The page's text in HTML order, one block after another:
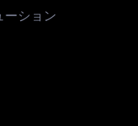
ーション